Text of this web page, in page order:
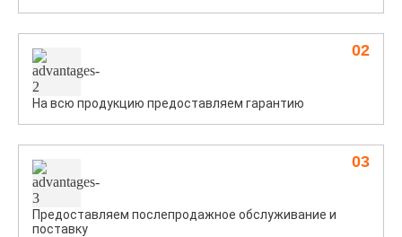
На всю продукцию предоставляем гарантию
02
Предоставляем послепродажное обслуживание и
поставку
03